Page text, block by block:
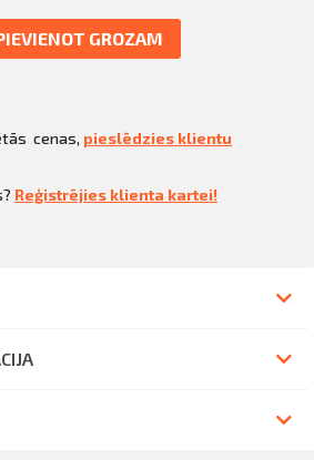
GROZAM
cenas, pieslēdzies klientu
Reģistrējies klienta kartei!